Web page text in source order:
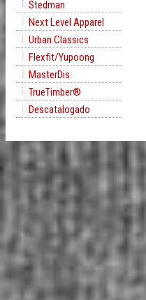
Stedman
Next Level Apparel
Urban Classics
Flexfit/Yupoong
MasterDis
TrueTimber®
Descatalogado